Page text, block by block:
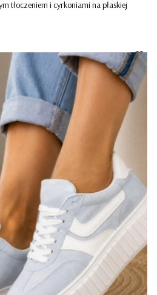
tłoczeniem i cyrkoniami na płaskiej